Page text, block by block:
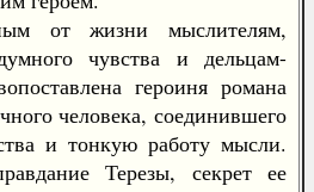
жизни мыслителям,
чувства и дельцам-
героиня романа
человека, соединившего
и тонкую работу мысли.
Терезы, секрет ее